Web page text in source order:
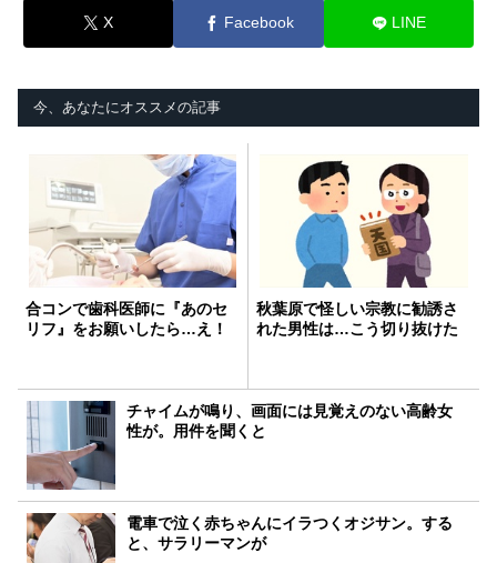
X Facebook LINE
今、あなたにオススメの記事
合コンで歯科医師に『あのセ
リフ』をお願いしたら…え！
秋葉原で怪しい宗教に勧誘さ
れた男性は…こう切り抜けた
チャイムが鳴り、画面には見覚えのない高齢女
性が。用件を聞くと
電車で泣く赤ちゃんにイラつくオジサン。する
と、サラリーマンが